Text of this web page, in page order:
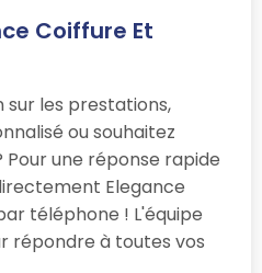
Coiffure Et
sur les prestations,
ou souhaitez
une réponse rapide
Elegance
téléphone ! L'équipe
répondre à toutes vos